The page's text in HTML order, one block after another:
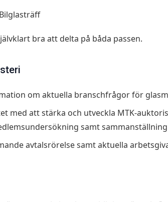
bra att delta på båda passen.
om aktuella branschfrågor för
med att stärka och utveckla MTK-
samt
avtalsrörelse samt aktuella